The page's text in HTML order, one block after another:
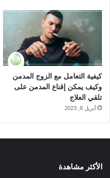
كيفية التعامل مع الزوج المدمن
وكيف يمكن إقناع المدمن على
تلقي العلاج
أبريل 8, 2023
الأكثر مشاهدة